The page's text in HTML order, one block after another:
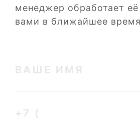
менеджер обработает
вами в ближайшее время